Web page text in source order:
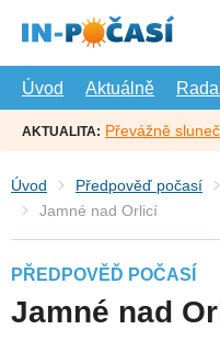
hlavní
Úvod
Aktuálně
AKTUALITA: Převážně
Úvod Předpověď počasí
Jamné nad Orlicí
PŘEDPOVĚĎ POČASÍ
Jamné nad